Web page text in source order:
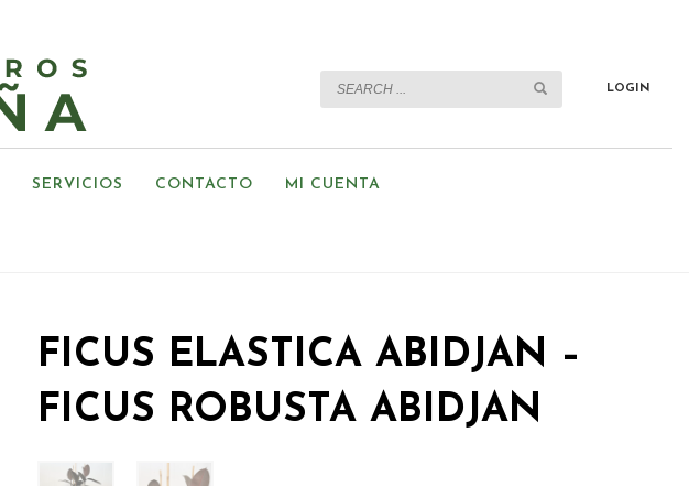
LOGIN
SERVICIOS CONTACTO MI CUENTA
FICUS ELASTICA ABIDJAN –
FICUS ROBUSTA ABIDJAN